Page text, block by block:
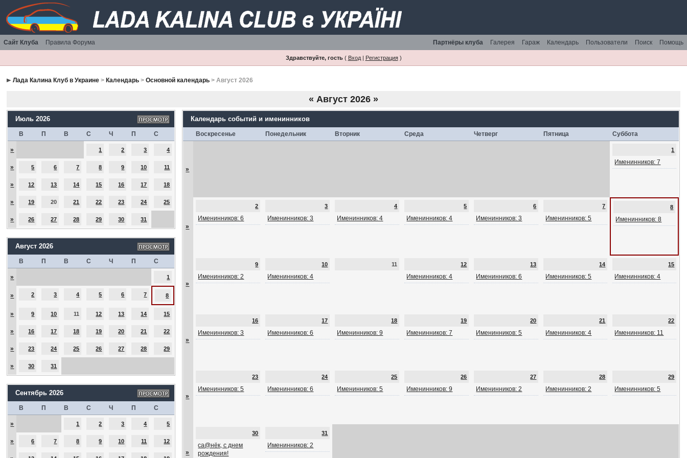
Сайт Клуба Правила Форума Помощь
Поиск
Пользователи
Календарь
Гараж
Галерея
Партнёры клуба
Здравствуйте, гость( Вход| Регистрация)
Лада Калина Клуб в Украине > Календарь >Основной календарь > Август 2026
« Август 2026 »
Июль 2026
В П В С Ч П С
» 1 2 3 4
» 5 6 7 8 9 10 11
» 12 13 14 15 16 17 18
» 19 20 21 22 23 24 25
» 26 27 28 29 30 31
Август 2026
В П В С Ч П С
» 1
» 2 3 4 5 6 7 8
» 9 10 11 12 13 14 15
» 16 17 18 19 20 21 22
» 23 24 25 26 27 28 29
» 30 31
Сентябрь 2026
В П В С Ч П С
» 1 2 3 4 5
» 6 7 8 9 10 11 12
Календарь событий и именинников
Воскресенье Понедельник Вторник Среда Четверг Пятница Суббота
»
1
Именинников: 7
»
2
Именинников: 6
3
Именинников: 3
4
Именинников: 4
5
Именинников: 4
6
Именинников: 3
7
Именинников: 5
8
Именинников: 8
»
9
Именинников: 2
10
Именинников: 4
11 12
Именинников: 4
13
Именинников: 6
14
Именинников: 5
15
Именинников: 4
»
16
Именинников: 3
17
Именинников: 6
18
Именинников: 9
19
Именинников: 7
20
Именинников: 5
21
Именинников: 4
22
Именинников: 11
»
23
Именинников: 5
24
Именинников: 6
25
Именинников: 5
26
Именинников: 9
27
Именинников: 2
28
Именинников: 2
29
Именинников: 5
»
30
са@нёк, с днем
рождения!
31
Именинников: 2